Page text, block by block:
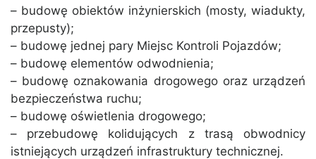
– budowę obiektów inżynierskich (mosty, wiadukty,
przepusty);
– budowę jednej pary Miejsc Kontroli Pojazdów;
– budowę elementów odwodnienia;
– budowę oznakowania drogowego oraz urządzeń
bezpieczeństwa ruchu;
– budowę oświetlenia drogowego;
– przebudowę kolidujących z trasą obwodnicy
istniejących urządzeń infrastruktury technicznej.